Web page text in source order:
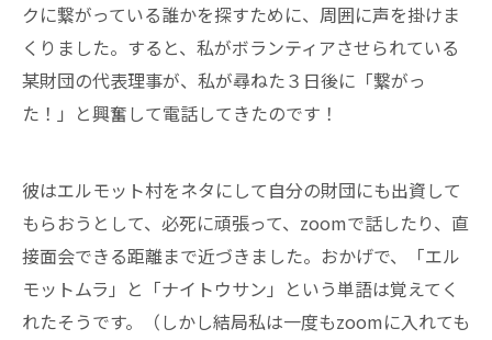
クに繋がっている誰かを探すために、周囲に声を掛けま
くりました。すると、私がボランティアさせられている
某財団の代表理事が、私が尋ねた３日後に「繋がっ
た！」と興奮して電話してきたのです！
彼はエルモット村をネタにして自分の財団にも出資して
もらおうとして、必死に頑張って、zoomで話したり、直
接面会できる距離まで近づきました。おかげで、「エル
モットムラ」と「ナイトウサン」という単語は覚えてく
れたそうです。（しかし結局私は一度もzoomに入れても